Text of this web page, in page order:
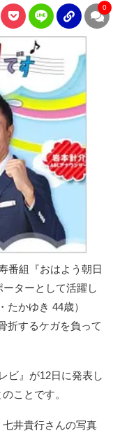
0
番組『おはよう朝日
ターとして活躍し
かゆき 44歳）
折するケガを負って
ビ』が12日に発表し
ことです。
井貴行さんの写真